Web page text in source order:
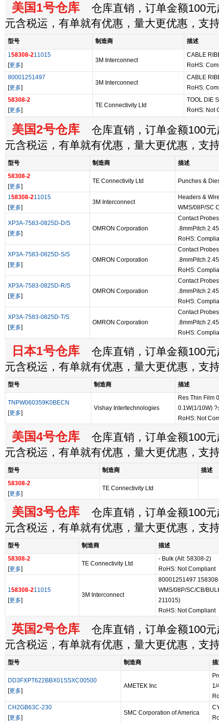
美国1号仓库 仓库直销，订单金额100元
元含税运，有单就有优惠，量大更优惠，支
型号 制造商
描述
158308-211015
[更多]
3M Interconnect
CABLE
RoHS:
80001251497
[更多]
3M Interconnect
CABLE
RoHS:
58308-2
[更多]
TE Connectivity Ltd
TOOL DIE
RoHS: Not
美国2号仓库 仓库直销，订单金额100元
元含税运，有单就有优惠，量大更优惠，支
型号 制造商
描述
58308-2
[更多]
TE Connectivity Ltd Punches &
158308-211015
[更多]
3M Interconnect
Headers &
WMS/08P/SC
XP3A-7583-0825D-D/S
[更多]
OMRON Corporation
Contact
.8mmPitch
RoHS:
XP3A-7583-0825D-S/S
[更多]
OMRON Corporation
Contact
.8mmPitch
RoHS:
XP3A-7583-0825D-R/S
[更多]
OMRON Corporation
Contact
.8mmPitch
RoHS:
XP3A-7583-0825D-T/S
[更多]
OMRON Corporation
Contact
.8mmPitch
RoHS:
日本1号仓库 仓库直销，订单金额100元
元含税运，有单就有优惠，量大更优惠，支
型号 制造商 描述
TNPW060359K0BECN
[更多]
Vishay Intertechnologies
Res Thin Film
0.1W(1/10W)
RoHS: Not
美国4号仓库 仓库直销，订单金额100元
元含税运，有单就有优惠，量大更优惠，支
型号 制造商
描述
58308-2
[更多]
TE Connectivity Ltd
美国3号仓库 仓库直销，订单金额100元
元含税运，有单就有优惠，量大更优惠，支
型号 制造商
描述
58308-2
[更多]
TE Connectivity Ltd
- Bulk (Alt: 58308-2)
RoHS: Not Compliant
158308-211015
[更多]
3M Interconnect
80001251497
WMS/08P/SC/CB/
211015)
RoHS: Not Compliant
英国2号仓库 仓库直销，订单金额100元
元含税运，有单就有优惠，量大更优惠，支
型号 制造商
DD3FXPT622BBX01SSXC00500
[更多]
AMETEK Inc
1/
CH2GB63C-230
[更多]
SMC Corporation of America